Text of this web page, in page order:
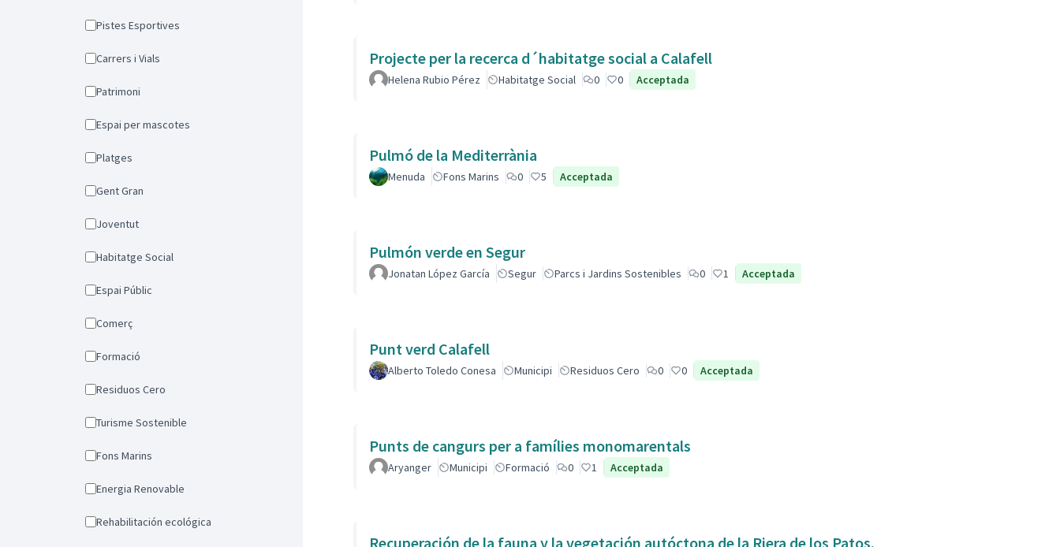
Pistes Esportives
Carrers i Vials
Patrimoni
Espai per mascotes
Platges
Gent Gran
Joventut
Habitatge Social
Espai Públic
Comerç
Formació
Residuos Cero
Turisme Sostenible
Fons Marins
Energia Renovable
Rehabilitación ecológica
Projecte per la recerca d´habitatge social a Calafell
Helena Rubio Pérez Habitatge Social 0 0 Acceptada
Pulmó de la Mediterrània
Menuda Fons Marins 0 5 Acceptada
Pulmón verde en Segur
Jonatan López García Segur Parcs i Jardins Sostenibles 0 1 Acceptada
Punt verd Calafell
Alberto Toledo Conesa Municipi Residuos Cero 0 0 Acceptada
Punts de cangurs per a famílies monomarentals
Aryanger Municipi Formació 0 1 Acceptada
Recuperación de la fauna y la vegetación autóctona de la Riera de los Patos.